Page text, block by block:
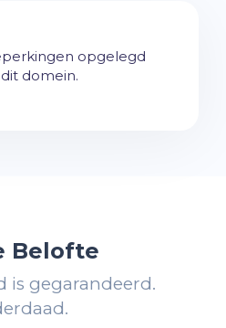
opgelegd
domein.
Belofte
is gegarandeerd.